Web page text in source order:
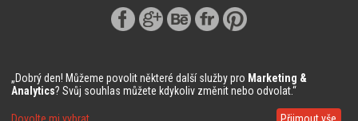
„Dobrý den! Můžeme povolit některé další služby pro Marketing &
Analytics? Svůj souhlas můžete kdykoliv změnit nebo odvolat.“